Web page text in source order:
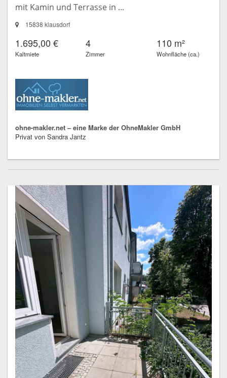
mit Kamin und Terrasse in ...
15838 klausdorf
1.695,00 €
Kaltmiete
4
Zimmer
110 m²
Wohnfläche (ca.)
ohne-makler.net – eine Marke der OhneMakler GmbH
Privat von Sandra Jantz